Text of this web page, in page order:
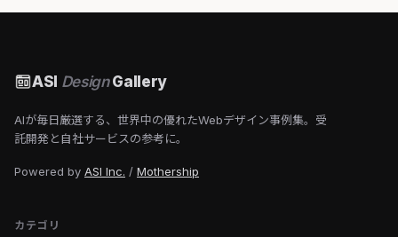
ASI DesignGallery
AIが毎日厳選する、世界中の優れたWebデザイン事例集。受
託開発と自社サービスの参考に。
Powered by ASI Inc. / Mothership
カテゴリ